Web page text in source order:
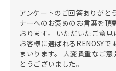
アンケートのご回答ありがと
ナーへのお褒めのお言葉を頂
おります。 いただいたご意
お客様に選ばれるRENOSYで
まいります。 大変貴重なご
とうございました。